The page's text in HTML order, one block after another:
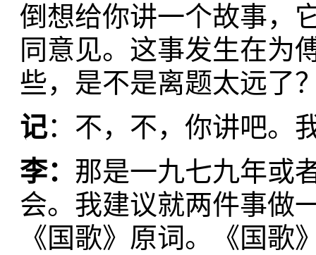
倒想给你讲一个故事，
同意见。这事发生在为
些，是不是离题太远了
记：不，不，你讲吧。
李： 那是一九七九年或
会。我建议就两件事做
《国歌》原词。《国歌